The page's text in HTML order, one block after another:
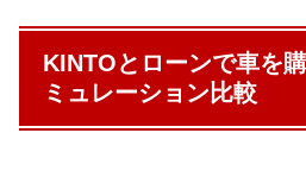
KINTOとローンで車を
ミュレーション比較